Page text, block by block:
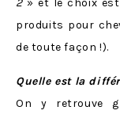
2» et le choix est
produits pour
de toute façon !).
Quelle est la
On y retrouve